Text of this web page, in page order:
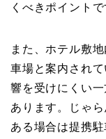
くべきポイントで
また、ホテル敷
車場と案内され
響を受けにくい
あります。じゃ
ある場合は提携